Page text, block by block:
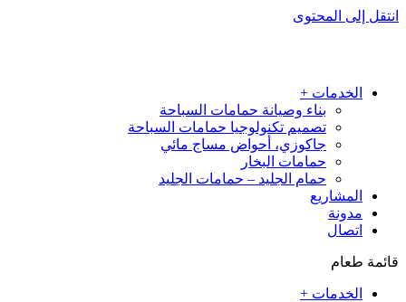
انتقل إلى المحتوى
الخدمات +
بناء وصيانة حمامات السباحة
تصميم تكنولوجيا حمامات السباحة
جاكوزي، أحواض مساج مائي
حمامات البخار
حمام الجليد – حمامات الجليد
المشاريع
مدونة
اتصال
قائمة طعام
الخدمات +